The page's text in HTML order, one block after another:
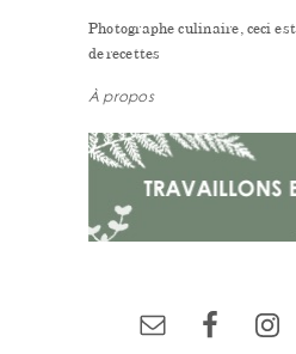
Photographe culinaire, ceci
de recettes
À propos